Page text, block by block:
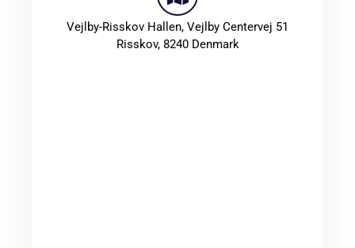
Vejlby-Risskov Hallen, Vejlby Centervej 51
Risskov, 8240 Denmark